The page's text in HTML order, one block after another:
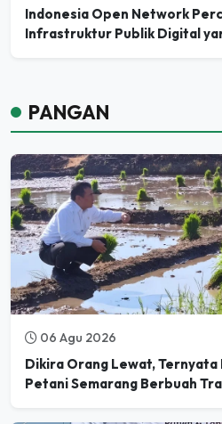
Indonesia Open Network
Infrastruktur Publik Digital
PANGAN
06 Agu 2026
Dikira Orang Lewat,
Petani Semarang Berbuah